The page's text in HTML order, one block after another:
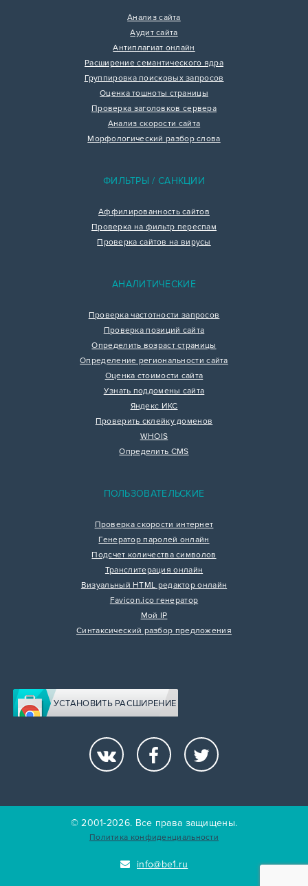
Анализ сайта
Аудит сайта
Антиплагиат онлайн
Расширение семантического ядра
Группировка поисковых запросов
Оценка тошноты страницы
Проверка заголовков сервера
Анализ скорости сайта
Морфологический разбор слова
ФИЛЬТРЫ / САНКЦИИ
Аффилированность сайтов
Проверка на фильтр переспам
Проверка сайтов на вирусы
АНАЛИТИЧЕСКИЕ
Проверка частотности запросов
Проверка позиций сайта
Определить возраст страницы
Определение региональности сайта
Оценка стоимости сайта
Узнать поддомены сайта
Яндекс ИКС
Проверить склейку доменов
WHOIS
Определить CMS
ПОЛЬЗОВАТЕЛЬСКИЕ
Проверка скорости интернет
Генератор паролей онлайн
Подсчет количества символов
Транслитерация онлайн
Визуальный HTML редактор онлайн
Favicon.ico генератор
Мой IP
Синтаксический разбор предложения
УСТАНОВИТЬ РАСШИРЕНИЕ
© 2001-2026. Все права защищены.
Политика конфиденциальности
info@be1.ru